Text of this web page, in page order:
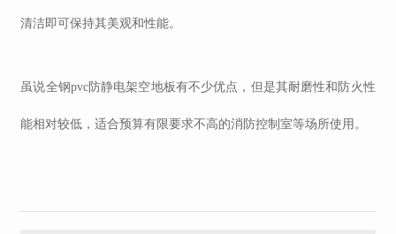
清洁即可保持其美观和性能。
虽说全钢pvc防静电架空地板有不少优点，但是其耐磨性和防火性
能相对较低，适合预算有限要求不高的消防控制室等场所使用。